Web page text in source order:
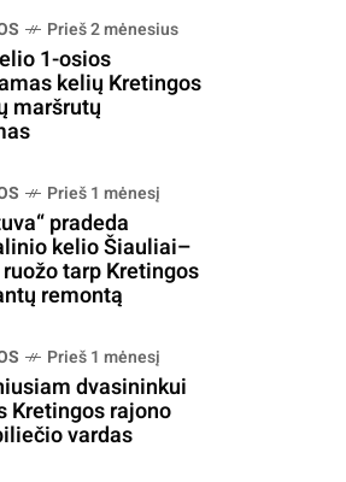
Prieš 2 mėnesius
1-osios
kelių Kretingos
maršrutų
Prieš 1 mėnesį
pradeda
kelio Šiauliai–
tarp Kretingos
remontą
Prieš 1 mėnesį
dvasininkui
Kretingos rajono
vardas